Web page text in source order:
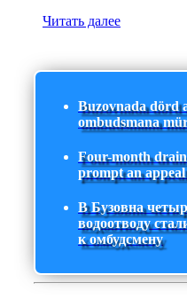
Читать далее
Buzovnada dörd
ombudsmana
Four-month
prompt an
В Бузовна
водоотводу
к омбудсмену